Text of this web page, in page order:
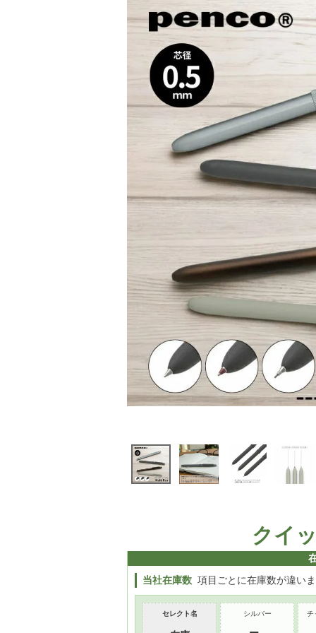
クイ
当社在庫数 項目ごとに在庫数が違い
セレクト名 シルバー チ